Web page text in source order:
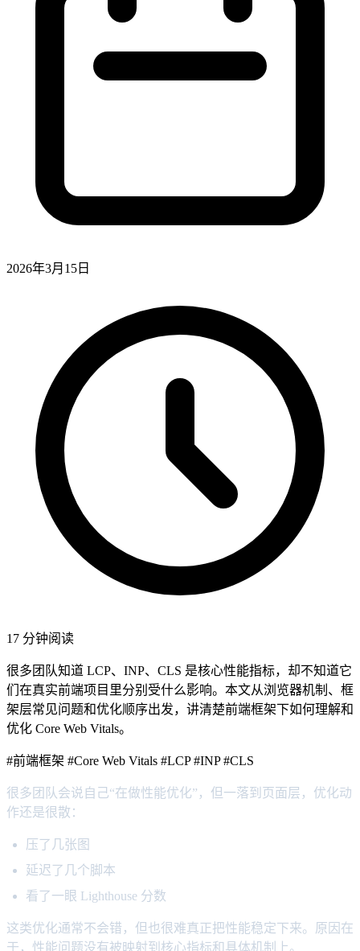
2026年3月15日
17 分钟阅读
很多团队知道 LCP、INP、CLS 是核心性能指标，却不知道它
们在真实前端项目里分别受什么影响。本文从浏览器机制、框
架层常见问题和优化顺序出发，讲清楚前端框架下如何理解和
优化 Core Web Vitals。
#前端框架 #Core Web Vitals #LCP#INP#CLS
很多团队会说自己“在做性能优化”，但一落到页面层，优化动
作还是很散：
压了几张图
延迟了几个脚本
看了一眼 Lighthouse 分数
这类优化通常不会错，但也很难真正把性能稳定下来。原因在
于，性能问题没有被映射到核心指标和具体机制上。